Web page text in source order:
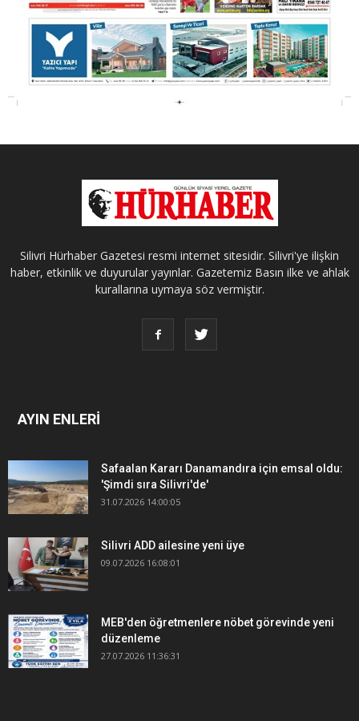
Silivri Hürhaber Gazetesi resmi internet sitesidir. Silivri'ye ilişkin
haber, etkinlik ve duyurular yayınlar. Gazetemiz Basın ilke ve ahlak
kurallarına uymaya söz vermiştir.
AYIN ENLERİ
Safaalan Kararı Danamandıra için emsal oldu:
'Şimdi sıra Silivri'de'
31.07.2026 14:00:05
Silivri ADD ailesine yeni üye
09.07.2026 16:08:01
MEB'den öğretmenlere nöbet görevinde yeni
düzenleme
27.07.2026 11:36:31